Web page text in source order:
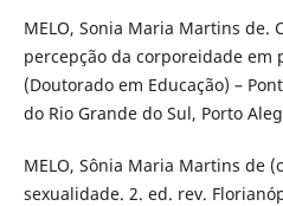
MELO, Sonia Maria Martins de.
percepção da corporeidade em
(Doutorado em Educação) –
do Rio Grande do Sul, Porto
MELO, Sônia Maria Martins de
sexualidade. 2. ed. rev.